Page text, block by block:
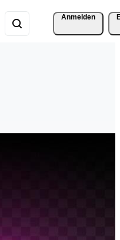
Anmelden